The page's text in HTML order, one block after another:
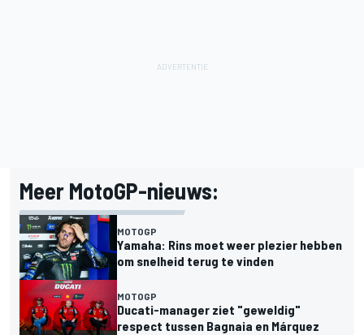
Meer MotoGP-nieuws:
MOTOGP
Yamaha: Rins moet weer plezier hebben
om snelheid terug te vinden
MOTOGP
Ducati-manager ziet "geweldig"
respect tussen Bagnaia en Márquez